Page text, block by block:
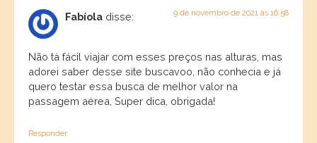
Fabíola disse: 9 de novembro de 2021 às 16:58
Não tá fácil viajar com esses preços nas alturas, mas
adorei saber desse site buscavoo, não conhecia e já
quero testar essa busca de melhor valor na
passagem aérea, Super dica, obrigada!
Responder